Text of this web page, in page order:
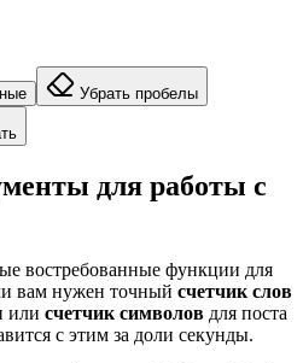
Убрать пробелы
для работы с
востребованные функции для
вам нужен точный счетчик слов
или счетчик символов для поста
с этим за доли секунды.